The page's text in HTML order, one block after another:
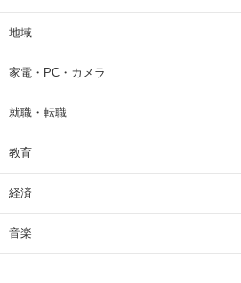
地域
家電・PC・カメラ
就職・転職
教育
経済
音楽